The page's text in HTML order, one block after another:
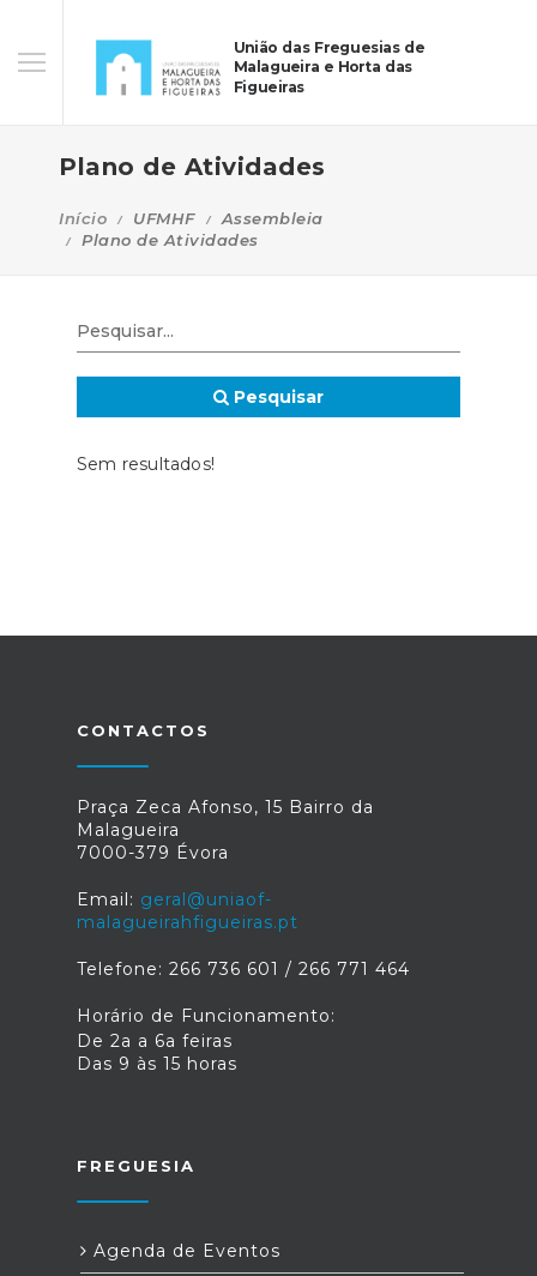
União das Freguesias de
Malagueira e Horta das
Figueiras
Plano de Atividades
Início UFMHF
Assembleia
Plano de Atividades
Pesquisar
Sem resultados!
CONTACTOS
Praça Zeca Afonso, 15 Bairro da
Malagueira
7000-379 Évora
Email: geral@uniaof-
malagueirahfigueiras.pt
Telefone: 266 736 601 / 266 771 464
Horário de Funcionamento:
De 2a a 6a feiras
Das 9 às 15 horas
FREGUESIA
Agenda de Eventos